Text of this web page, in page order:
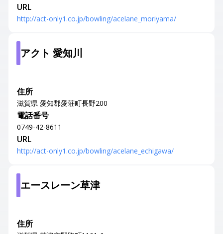
URL
http://act-only1.co.jp/bowling/acelane_moriyama/
アクト 愛知川
住所
滋賀県 愛知郡愛荘町長野200
電話番号
0749-42-8611
URL
http://act-only1.co.jp/bowling/acelane_echigawa/
エースレーン草津
住所